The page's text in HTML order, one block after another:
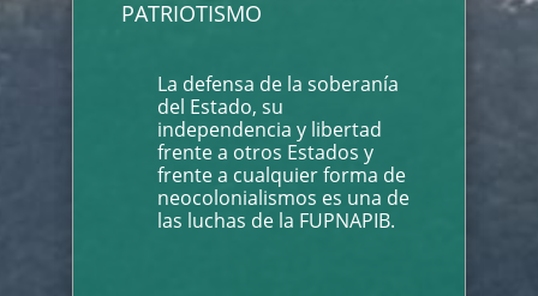
PATRIOTISMO
La defensa de la soberanía
del Estado, su
independencia y libertad
frente a otros Estados y
frente a cualquier forma de
neocolonialismos es una de
las luchas de la FUPNAPIB.